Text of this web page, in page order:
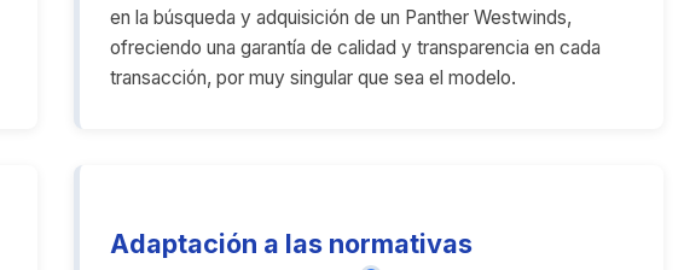
en la búsqueda y adquisición de un Panther Westwinds,
ofreciendo una garantía de calidad y transparencia en cada
transacción, por muy singular que sea el modelo.
Adaptación a las normativas